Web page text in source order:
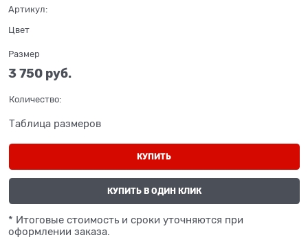
Артикул:
Цвет
Размер
3 750 руб.
Количество:
Таблица размеров
КУПИТЬ
КУПИТЬ В ОДИН КЛИК
* Итоговые стоимость и сроки уточняются при
оформлении заказа.